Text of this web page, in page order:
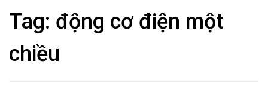
Tag: động cơ điện một
chiều